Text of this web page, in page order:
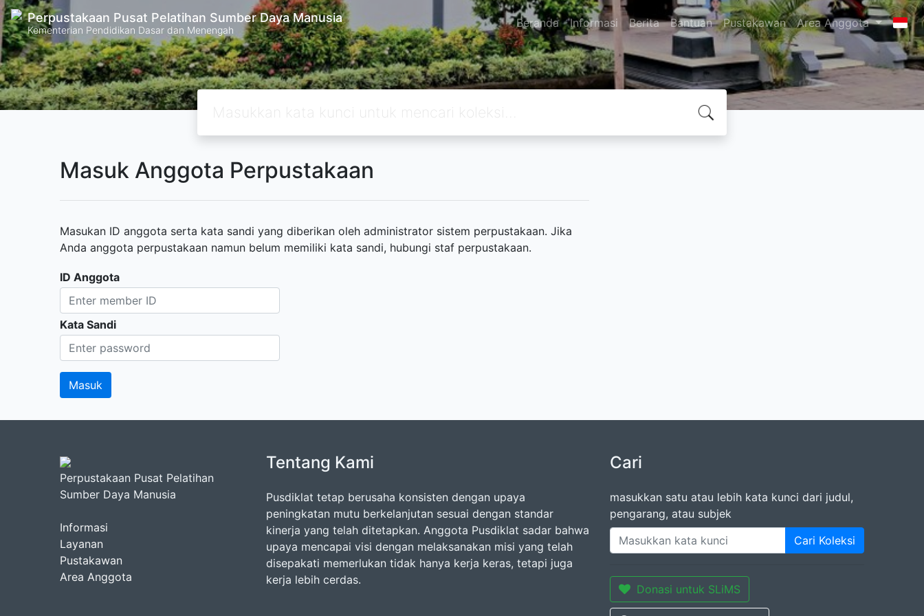
Perpustakaan Pusat Pelatihan Sumber Daya Manusia
Kementerian Pendidikan Dasar dan Menengah Beranda Informasi Berita Bantuan Pustakawan Area Anggota
Masuk Anggota Perpustakaan
Masukan ID anggota serta kata sandi yang diberikan oleh administrator sistem perpustakaan. Jika
Anda anggota perpustakaan namun belum memiliki kata sandi, hubungi staf perpustakaan.
ID Anggota
Kata Sandi
Perpustakaan Pusat Pelatihan
Sumber Daya Manusia
Informasi
Layanan
Pustakawan
Area Anggota
Tentang Kami
Pusdiklat tetap berusaha konsisten dengan upaya
peningkatan mutu berkelanjutan sesuai dengan standar
kinerja yang telah ditetapkan. Anggota Pusdiklat sadar bahwa
upaya mencapai visi dengan melaksanakan misi yang telah
disepakati memerlukan tidak hanya kerja keras, tetapi juga
kerja lebih cerdas.
Cari
masukkan satu atau lebih kata kunci dari judul,
pengarang, atau subjek
Cari Koleksi
Donasi untuk SLiMS